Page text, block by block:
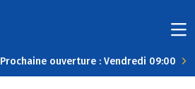
Prochaine ouverture : Vendredi 09:00